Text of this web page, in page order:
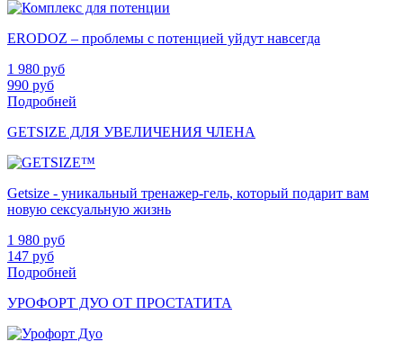
ERODOZ – проблемы с потенцией уйдут навсегда
1 980 руб
990 руб
Подробней
GETSIZE ДЛЯ УВЕЛИЧЕНИЯ ЧЛЕНА
Getsize - уникальный тренажер-гель, который подарит вам
новую сексуальную жизнь
1 980 руб
147 руб
Подробней
УРОФОРТ ДУО ОТ ПРОСТАТИТА